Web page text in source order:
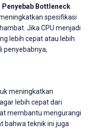
Bottleneck
spesifikasi
Jika CPU menjadi
lebih cepat atau lebih
penyebabnya,
meningkatkan
lebih cepat dari
membantu mengurangi
bahwa teknik ini juga